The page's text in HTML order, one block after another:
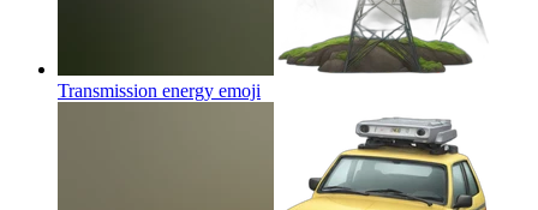
Transmission energy emoji